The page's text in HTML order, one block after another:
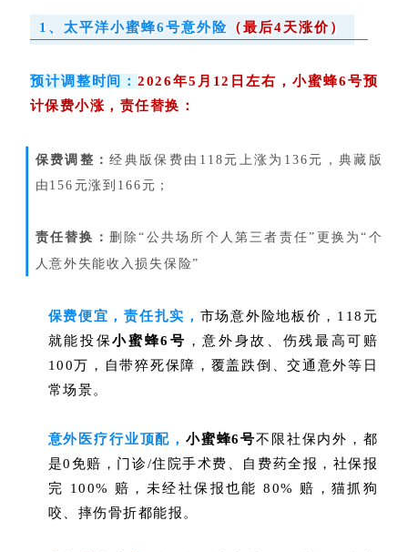
1、太平洋小蜜蜂6号意外险 （最后4天涨价）
预计调整时间：2026年5月12日左右，小蜜蜂6号预
计保费小涨，责任替换：
保费调整：经典版保费由118元上涨为136元，典藏版
由156元涨到166元；
责任替换： 删除“公共场所个人第三者责任”更换为“个
人意外失能收入损失保险”
保费便宜，责任扎实， 市场意外险地板价， 118元
就能投保小蜜蜂6号 ，意外身故、伤残最高可赔
100万，自带猝死保障， 覆盖跌倒、交通意外等日
常场景。
意外医疗行业顶配，小蜜蜂6号不限社保内外，都
是0免赔， 门诊/住院手术费、自费药全报， 社保报
完 100% 赔，未经社保报也能 80% 赔， 猫抓狗
咬、摔伤骨折都能报。